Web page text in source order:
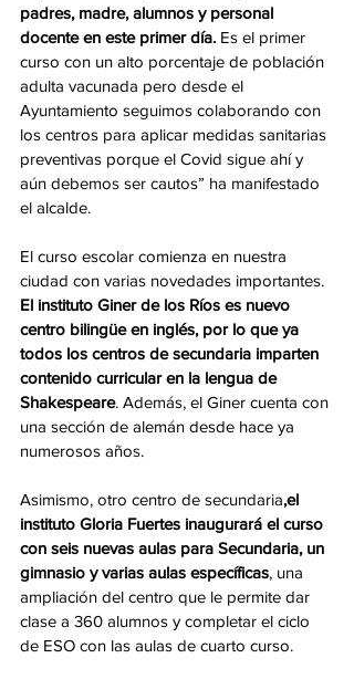
padres, madre, alumnos y personal
docente en este primer día. Es el primer
curso con un alto porcentaje de población
adulta vacunada pero desde el
Ayuntamiento seguimos colaborando con
los centros para aplicar medidas sanitarias
preventivas porque el Covid sigue ahí y
aún debemos ser cautos” ha manifestado
el alcalde.
El curso escolar comienza en nuestra
ciudad con varias novedades importantes.
El instituto Giner de los Ríos es nuevo
centro bilingüe en inglés, por lo que ya
todos los centros de secundaria imparten
contenido curricular en la lengua de
Shakespeare. Además, el Giner cuenta con
una sección de alemán desde hace ya
numerosos años.
Asimismo, otro centro de secundaria,el
instituto Gloria Fuertes inaugurará el curso
con seis nuevas aulas para Secundaria, un
gimnasio y varias aulas específicas, una
ampliación del centro que le permite dar
clase a 360 alumnos y completar el ciclo
de ESO con las aulas de cuarto curso.